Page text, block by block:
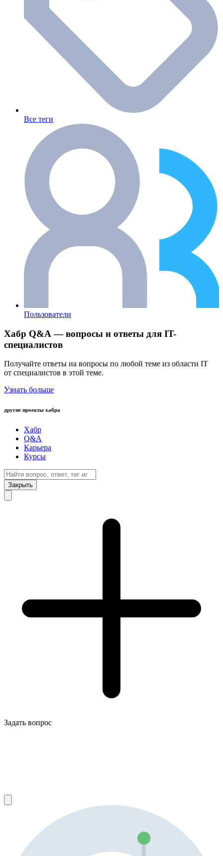
Все теги
Пользователи
Хабр Q&A — вопросы и ответы для IT-
специалистов
Получайте ответы на вопросы по любой теме из области IT
от специалистов в этой теме.
Узнать больше
другие проекты хабра
Хабр
Q&A
Карьера
Курсы
Закрыть
Задать вопрос